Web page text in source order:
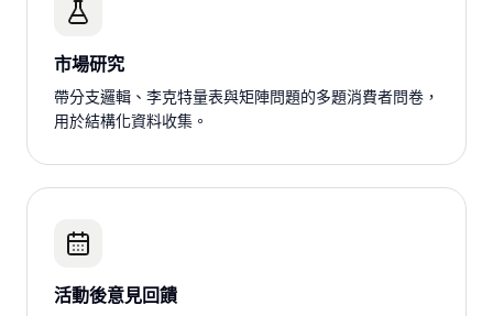
市場研究
帶分支邏輯、李克特量表與矩陣問題的多題消費者問卷，
用於結構化資料收集。
活動後意見回饋